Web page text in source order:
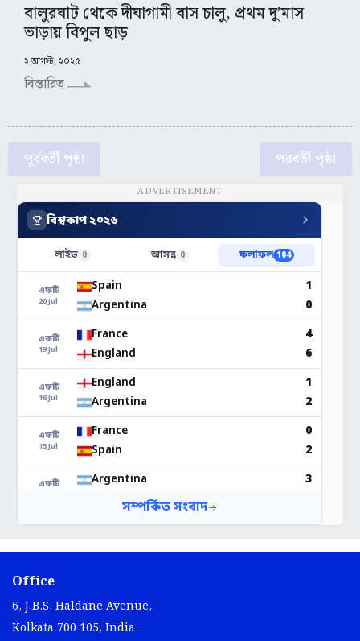
বালুরঘাট থেকে দীঘাগামী বাস চালু, প্রথম দু’মাস
ভাড়ায় বিপুল ছাড়
২ আগস্ট, ২০২৫
বিস্তারিত
পূর্ববর্তী পৃষ্ঠা পরবর্তী পৃষ্ঠা
ADVERTISEMENT
Office
6, J.B.S. Haldane Avenue,
Kolkata 700 105, India.